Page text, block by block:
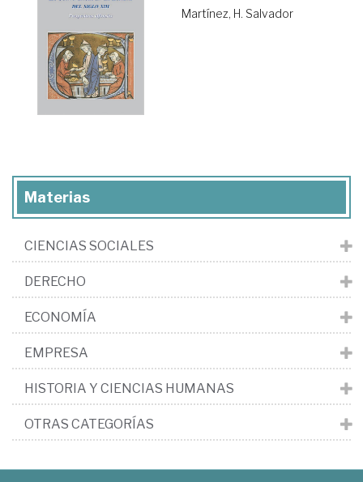
Martínez, H. Salvador
Materias
CIENCIAS SOCIALES
DERECHO
ECONOMÍA
EMPRESA
HISTORIA Y CIENCIAS HUMANAS
OTRAS CATEGORÍAS